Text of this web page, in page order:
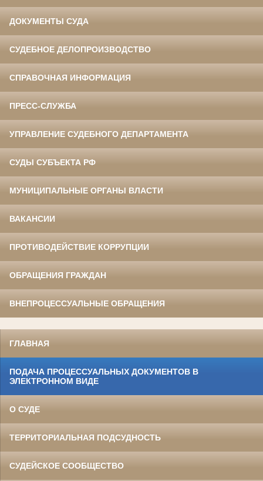
ДОКУМЕНТЫ СУДА
СУДЕБНОЕ ДЕЛОПРОИЗВОДСТВО
СПРАВОЧНАЯ ИНФОРМАЦИЯ
ПРЕСС-СЛУЖБА
УПРАВЛЕНИЕ СУДЕБНОГО ДЕПАРТАМЕНТА
СУДЫ СУБЪЕКТА РФ
МУНИЦИПАЛЬНЫЕ ОРГАНЫ ВЛАСТИ
ВАКАНСИИ
ПРОТИВОДЕЙСТВИЕ КОРРУПЦИИ
ОБРАЩЕНИЯ ГРАЖДАН
ВНЕПРОЦЕССУАЛЬНЫЕ ОБРАЩЕНИЯ
ГЛАВНАЯ
ПОДАЧА ПРОЦЕССУАЛЬНЫХ ДОКУМЕНТОВ В
ЭЛЕКТРОННОМ ВИДЕ
О СУДЕ
ТЕРРИТОРИАЛЬНАЯ ПОДСУДНОСТЬ
СУДЕЙСКОЕ СООБЩЕСТВО